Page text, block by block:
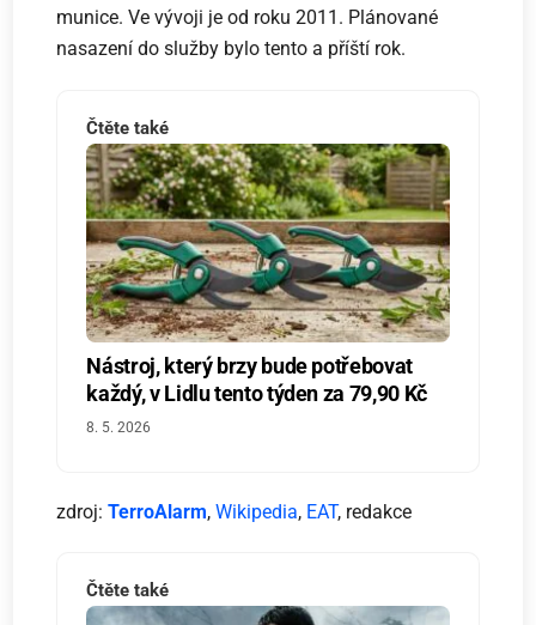
munice. Ve vývoji je od roku 2011. Plánované
nasazení do služby bylo tento a příští rok.
Čtěte také
Nástroj, který brzy bude potřebovat
každý, v Lidlu tento týden za 79,90 Kč
8. 5. 2026
zdroj:TerroAlarm,Wikipedia, EAT, redakce
Čtěte také